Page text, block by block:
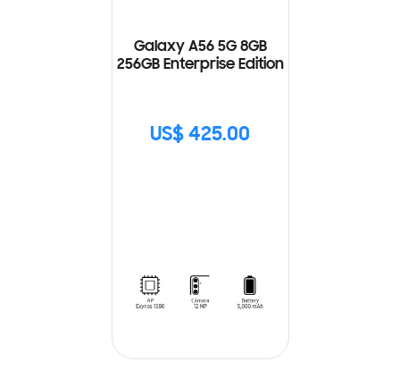
Galaxy A56 5G 8GB
256GB Enterprise Edition
US$ 425.00